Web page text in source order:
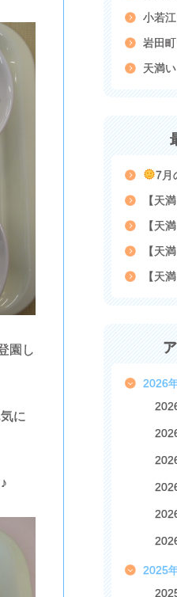
園し
に
小若
岩田
天満
7月
【天満
【天満
【天
【天
2026
2025